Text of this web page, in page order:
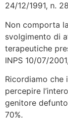
24/12/1991, n.
Non comporta
svolgimento di
terapeutiche
INPS 10/07/
Ricordiamo
percepire
genitore
70%.